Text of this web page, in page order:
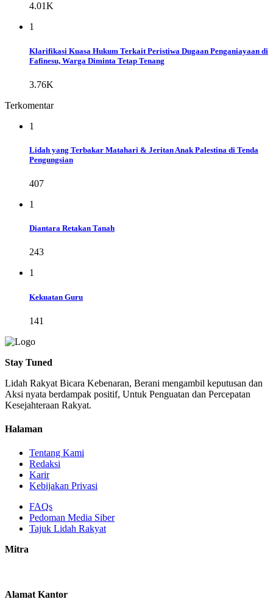
4.01K
1
Klarifikasi Kuasa Hukum Terkait Peristiwa Dugaan Penganiayaan di
Fafinesu, Warga Diminta Tetap Tenang
3.76K
Terkomentar
1
Lidah yang Terbakar Matahari & Jeritan Anak Palestina di Tenda
Pengungsian
407
1
Diantara Retakan Tanah
243
1
Kekuatan Guru
141
Stay Tuned
Lidah Rakyat Bicara Kebenaran, Berani mengambil keputusan dan
Aksi nyata berdampak positif, Untuk Penguatan dan Percepatan
Kesejahteraan Rakyat.
Halaman
Tentang Kami
Redaksi
Karir
Kebijakan Privasi
FAQs
Pedoman Media Siber
Tajuk Lidah Rakyat
Mitra
Alamat Kantor